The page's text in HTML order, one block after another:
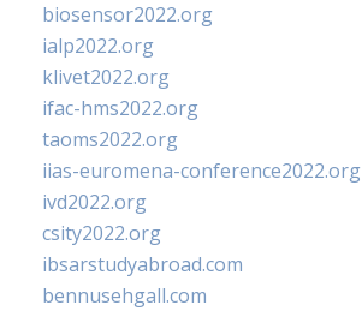
biosensor2022.org
ialp2022.org
klivet2022.org
ifac-hms2022.org
taoms2022.org
iias-euromena-conference2022.org
ivd2022.org
csity2022.org
ibsarstudyabroad.com
bennusehgall.com